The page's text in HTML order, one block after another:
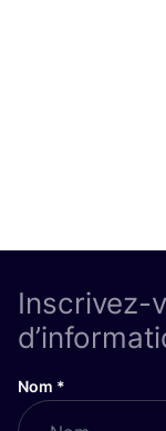
Inscrivez-
Nom *